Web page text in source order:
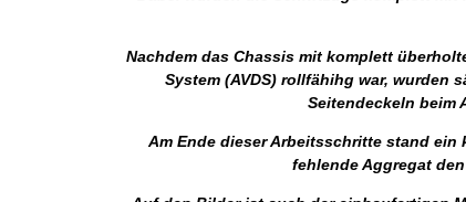
Nachdem das Chassis mit komplett
System (AVDS) rollfähihg war, wurden
Seitendeckeln beim
Am Ende dieser Arbeitsschritte stand
fehlende Aggregat